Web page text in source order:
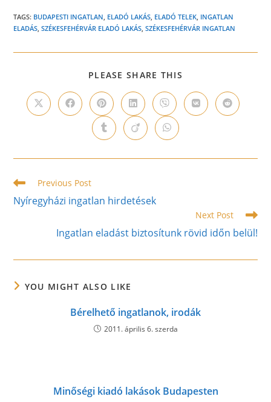
TAGS: BUDAPESTI INGATLAN, ELADÓ LAKÁS, ELADÓ TELEK, INGATLAN
ELADÁS, SZÉKESFEHÉRVÁR ELADÓ LAKÁS, SZÉKESFEHÉRVÁR INGATLAN
PLEASE SHARE THIS
CONTENT
Opens
in
Opens
in
window
Opens
in
a
new
window
Opens
in
a
new
window
Opens
in
a
new
window
Opens
in
Opens
in
Opens
in
new
Opens
in
new
Opens
in
new
Read
more
articles
Previous Post
Nyíregyházi ingatlan hirdetések
Next Post
Ingatlan eladást biztosítunk rövid időn belül!
YOU MIGHT ALSO LIKE
Bérelhető ingatlanok, irodák
2011. április 6. szerda
Minőségi kiadó lakások Budapesten